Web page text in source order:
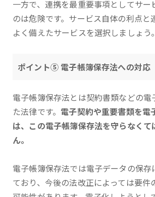
一方で、連携を最重要事項としてサー
のは危険です。サービス自体の利点と
よく備えたサービスを選択しましょう。
ポイント⑤ 電子帳簿保存法への対応
電子帳簿保存法とは契約書類などの電
た法律です。 電子契約や重要書類を電
は、この電子帳簿保存法を守らなくて
ん。
電子帳簿保存法では電子データの保存
ており、今後の法改正によっては要件